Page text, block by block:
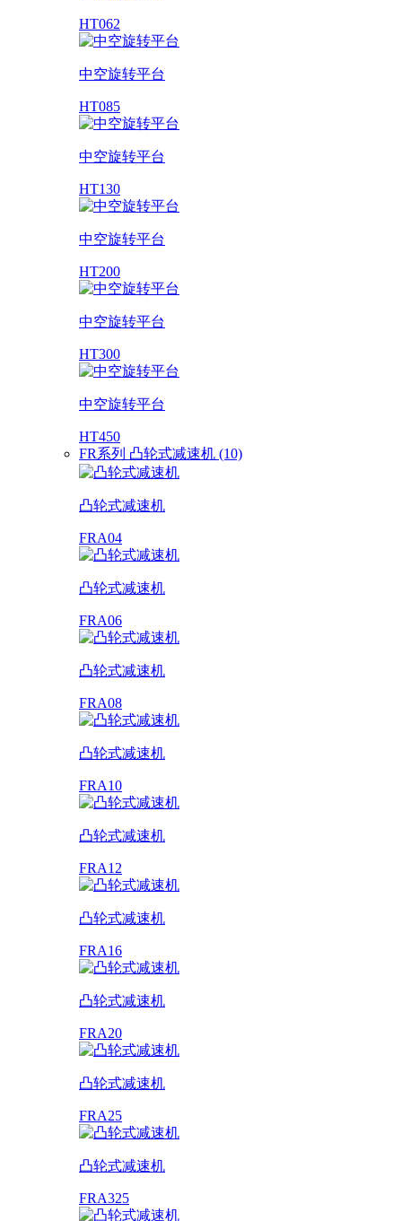
HT062
中空旋转平台
HT085
中空旋转平台
HT130
中空旋转平台
HT200
中空旋转平台
HT300
中空旋转平台
HT450
FR系列 凸轮式减速机 (10)
凸轮式减速机
FRA04
凸轮式减速机
FRA06
凸轮式减速机
FRA08
凸轮式减速机
FRA10
凸轮式减速机
FRA12
凸轮式减速机
FRA16
凸轮式减速机
FRA20
凸轮式减速机
FRA25
凸轮式减速机
FRA325